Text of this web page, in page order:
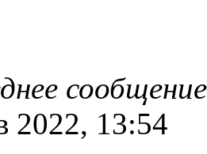
сообщение
2022, 13:54